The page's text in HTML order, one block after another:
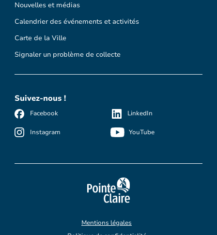
Nouvelles et médias
Calendrier des événements et activités
Carte de la Ville
Signaler un problème de collecte
Suivez-nous !
Facebook
Instagram
LinkedIn
YouTube
Mentions légales